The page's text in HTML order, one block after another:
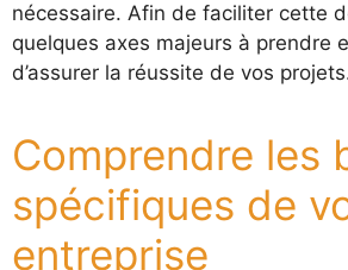
nécessaire. Afin de faciliter cette
quelques axes majeurs à prendre
d’assurer la réussite de vos
Comprendre les
spécifiques de
entreprise